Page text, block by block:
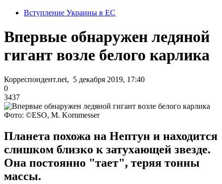
Вступление Украины в ЕС
Впервые обнаружен ледяной
гигант возле белого карлика
Корреспондент.net, 5 декабря 2019, 17:40
0
3437
Фото: ©ESO, M. Kornmesser
Планета похожа на Нептун и находится
слишком близко к затухающей звезде.
Она постоянно "тает", теряя тонны
массы.